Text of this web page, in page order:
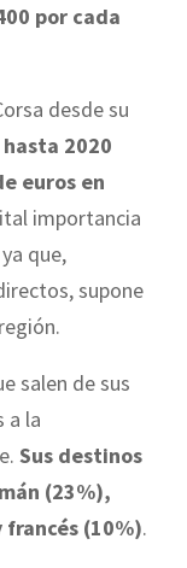
por cada
desde su
2020
euros en
importancia
que,
supone
salen de sus
a la
Sus destinos
(23%),
(10%).